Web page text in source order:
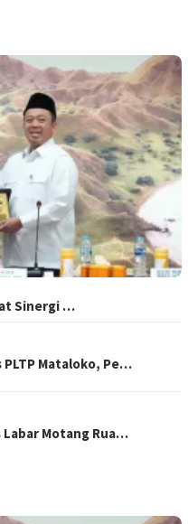
Sinergi …
PLTP Mataloko, Pe…
Labar Motang Rua…